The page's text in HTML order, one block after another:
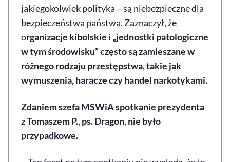
jakiegokolwiek polityka – są niebezpieczne dla
bezpieczeństwa państwa. Zaznaczył, że
organizacje kibolskie i „jednostki patologiczne
w tym środowisku” często są zamieszane w
różnego rodzaju przestępstwa, takie jak
wymuszenia, haracze czy handel narkotykami.
Zdaniem szefa MSWiA spotkanie prezydenta
z Tomaszem P., ps. Dragon, nie było
przypadkowe.